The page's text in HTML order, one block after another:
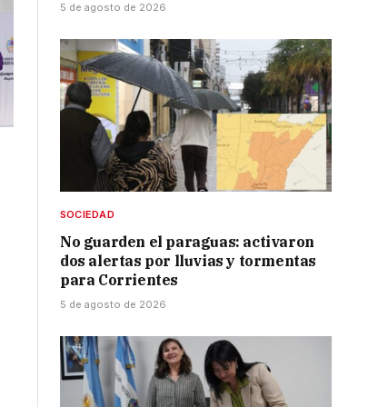
5 de agosto de 2026
SOCIEDAD
No guarden el paraguas: activaron
dos alertas por lluvias y tormentas
para Corrientes
5 de agosto de 2026